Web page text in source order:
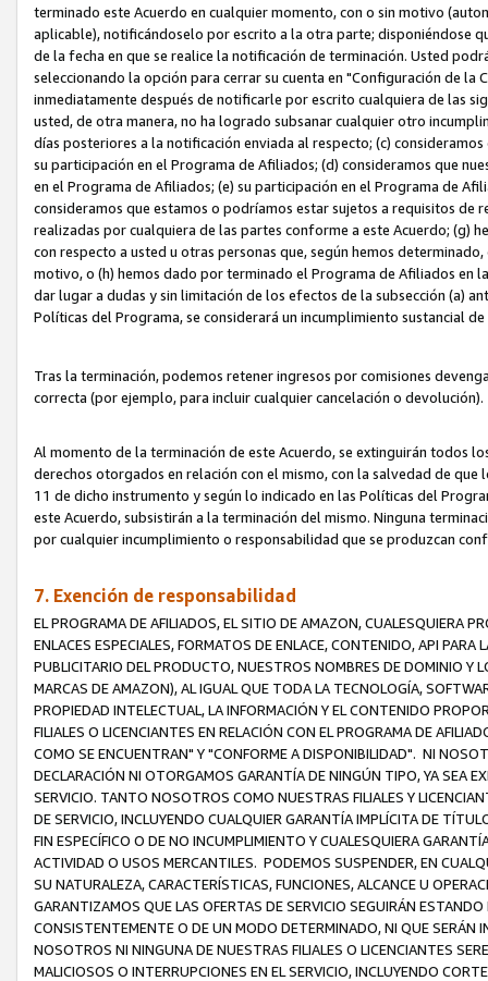
terminado este Acuerdo en cualquier momento, con o sin motivo
aplicable), notificándoselo por escrito a la otra parte; disponiéndose
de la fecha en que se realice la notificación de terminación. Usted
seleccionando la opción para cerrar su cuenta en "Configuración de
inmediatamente después de notificarle por escrito cualquiera de las
usted, de otra manera, no ha logrado subsanar cualquier otro
días posteriores a la notificación enviada al respecto; (c)
su participación en el Programa de Afiliados; (d) consideramos que
en el Programa de Afiliados; (e) su participación en el Programa de
consideramos que estamos o podríamos estar sujetos a requisitos de
realizadas por cualquiera de las partes conforme a este Acuerdo; (g)
con respecto a usted u otras personas que, según hemos
motivo, o (h) hemos dado por terminado el Programa de Afiliados en
dar lugar a dudas y sin limitación de los efectos de la subsección (a)
Políticas del Programa, se considerará un incumplimiento sustancial
Tras la terminación, podemos retener ingresos por comisiones
correcta (por ejemplo, para incluir cualquier cancelación o devolución).
Al momento de la terminación de este Acuerdo, se extinguirán todos
derechos otorgados en relación con el mismo, con la salvedad de
11 de dicho instrumento y según lo indicado en las Políticas del
este Acuerdo, subsistirán a la terminación del mismo. Ninguna
por cualquier incumplimiento o responsabilidad que se produzcan
7. Exención de responsabilidad
EL PROGRAMA DE AFILIADOS, EL SITIO DE AMAZON, CUALESQUIERA
ENLACES ESPECIALES, FORMATOS DE ENLACE, CONTENIDO, API
PUBLICITARIO DEL PRODUCTO, NUESTROS NOMBRES DE DOMINIO Y
MARCAS DE AMAZON), AL IGUAL QUE TODA LA TECNOLOGÍA,
PROPIEDAD INTELECTUAL, LA INFORMACIÓN Y EL CONTENIDO
FILIALES O LICENCIANTES EN RELACIÓN CON EL PROGRAMA DE
COMO SE ENCUENTRAN" Y "CONFORME A DISPONIBILIDAD". NI
DECLARACIÓN NI OTORGAMOS GARANTÍA DE NINGÚN TIPO, YA SEA
SERVICIO. TANTO NOSOTROS COMO NUESTRAS FILIALES Y
DE SERVICIO, INCLUYENDO CUALQUIER GARANTÍA IMPLÍCITA DE
FIN ESPECÍFICO O DE NO INCUMPLIMIENTO Y CUALESQUIERA
ACTIVIDAD O USOS MERCANTILES. PODEMOS SUSPENDER, EN
SU NATURALEZA, CARACTERÍSTICAS, FUNCIONES, ALCANCE U
GARANTIZAMOS QUE LAS OFERTAS DE SERVICIO SEGUIRÁN
CONSISTENTEMENTE O DE UN MODO DETERMINADO, NI QUE SERÁN
NOSOTROS NI NINGUNA DE NUESTRAS FILIALES O LICENCIANTES
MALICIOSOS O INTERRUPCIONES EN EL SERVICIO, INCLUYENDO